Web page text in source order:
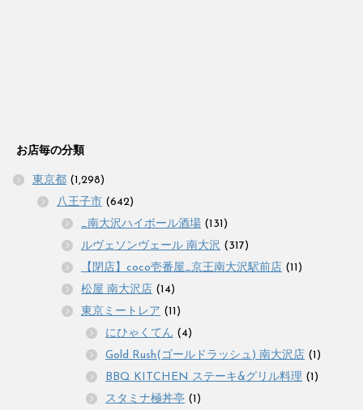
お店毎の分類
東京都 (1,298)
八王子市 (642)
_南大沢ハイボール酒場 (131)
ルヴェソンヴェール 南大沢 (317)
【閉店】coco壱番屋_京王南大沢駅前店 (11)
松屋 南大沢店 (14)
東京ミートレア (11)
にひゃくてん (4)
Gold Rush(ゴールドラッシュ) 南大沢店 (1)
BBQ KITCHEN ステーキ&グリル料理 (1)
スタミナ極丼亭 (1)